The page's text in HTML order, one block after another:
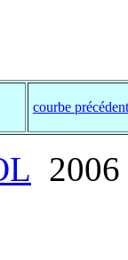
courbe
2006